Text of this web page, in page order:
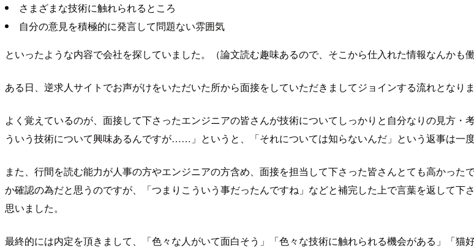
さまざまな技術に触れられるところ
自分の意見を積極的に発言して問題ない雰囲気
といったような内容で会社を探していました。（論文読む趣味あるので、そこから仕入れた情報なんかも
ある日、逆求人サイトでお声がけをいただいた所から面接をしていただきましてジョインする流れとなりま
よく覚えているのが、面接して下さったエンジニアの皆さんが技術についてしっかりと自分なりの見方
ういう技術について興味あるんですが……」というと、「それについては知らないんだ」という返事は一
また、行間を読む能力が人事の方やエンジニアの方含め、面接を担当して下さった皆さんとても高かっ
か確認の為だと思うのですが、「つまりこういう事だったんですね」などと補完した上で言葉を返して
思いました。
最終的には内定を頂きまして、「色々な人がいて面白そう」「色々な技術に触れられる機会がある」「